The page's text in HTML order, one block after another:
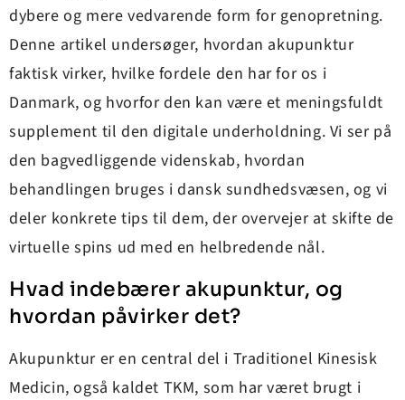
dybere og mere vedvarende form for genopretning.
Denne artikel undersøger, hvordan akupunktur
faktisk virker, hvilke fordele den har for os i
Danmark, og hvorfor den kan være et meningsfuldt
supplement til den digitale underholdning. Vi ser på
den bagvedliggende videnskab, hvordan
behandlingen bruges i dansk sundhedsvæsen, og vi
deler konkrete tips til dem, der overvejer at skifte de
virtuelle spins ud med en helbredende nål.
Hvad indebærer akupunktur, og
hvordan påvirker det?
Akupunktur er en central del i Traditionel Kinesisk
Medicin, også kaldet TKM, som har været brugt i